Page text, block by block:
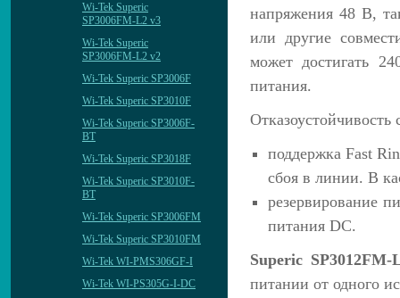
Wi-Tek Superic
SP3006FM-L2 v3
Wi-Tek Superic
SP3006FM-L2 v2
Wi-Tek Superic SP3006F
Wi-Tek Superic SP3010F
Wi-Tek Superic SP3006F-
BT
Wi-Tek Superic SP3018F
Wi-Tek Superic SP3010F-
BT
Wi-Tek Superic SP3006FM
Wi-Tek Superic SP3010FM
Wi-Tek WI-PMS306GF-I
Wi-Tek WI-PS305G-I-DC
напряжения 48 В,
или другие
может достигать
питания.
поддержка Fast
сбоя в линии. В
резервирование
питания DС.
Superic SP3012FM-
питании от одного